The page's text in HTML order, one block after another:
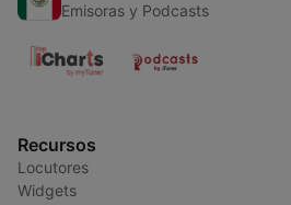
Emisoras y Podcasts
Recursos
Locutores
Widgets